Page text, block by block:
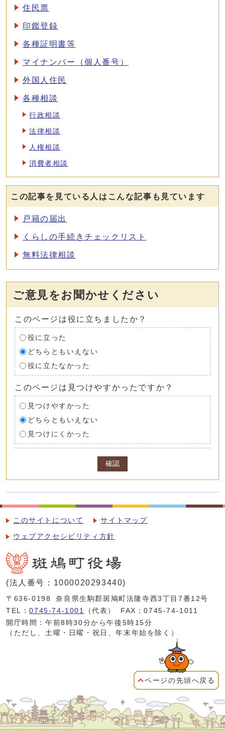
住民票
印鑑登録
各種証明書等
マイナンバー（個人番号）
外国人住民
各種相談
行政相談
法律相談
人権相談
消費者相談
この記事を見ている人はこんな記事も見ています
戸籍の届出
くらしの手続きチェックリスト
無料法律相談
ご意見をお聞かせください
このページは役に立ちましたか？
役に立った
どちらともいえない
役に立たなかった
このページは見つけやすかったですか？
見つけやすかった
どちらともいえない
見つけにくかった
確認
このサイトについて サイトマップ
ウェブアクセシビリティ方針
(法人番号：1000020293440)
〒636-0198
奈良県生駒郡斑鳩町法隆寺西3丁目7番12号
TEL：0745-74-1001 （代表）
FAX：0745-74-1011
開庁時間：午前8時30分から午後5時15分
（ただし、土曜・日曜・祝日、年末年始を除く）
ページの先頭へ戻る